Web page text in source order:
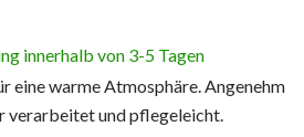
innerhalb von 3-5 Tagen
eine warme Atmosphäre. Angenehm
verarbeitet und pflegeleicht.